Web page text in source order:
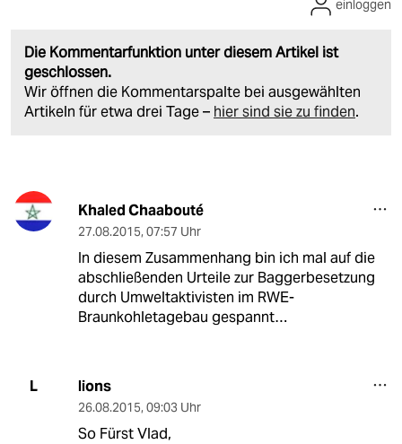
Die Kommentarfunktion unter diesem Artikel ist
geschlossen.
Wir öffnen die Kommentarspalte bei ausgewählten
Artikeln für etwa drei Tage – hier sind sie zu finden.
einloggen
Khaled Chaabouté
27.08.2015, 07:57 Uhr
In diesem Zusammenhang bin ich mal auf die
abschließenden Urteile zur Baggerbesetzung
durch Umweltaktivisten im RWE-
Braunkohletagebau gespannt…
L lions
26.08.2015, 09:03 Uhr
So Fürst Vlad,